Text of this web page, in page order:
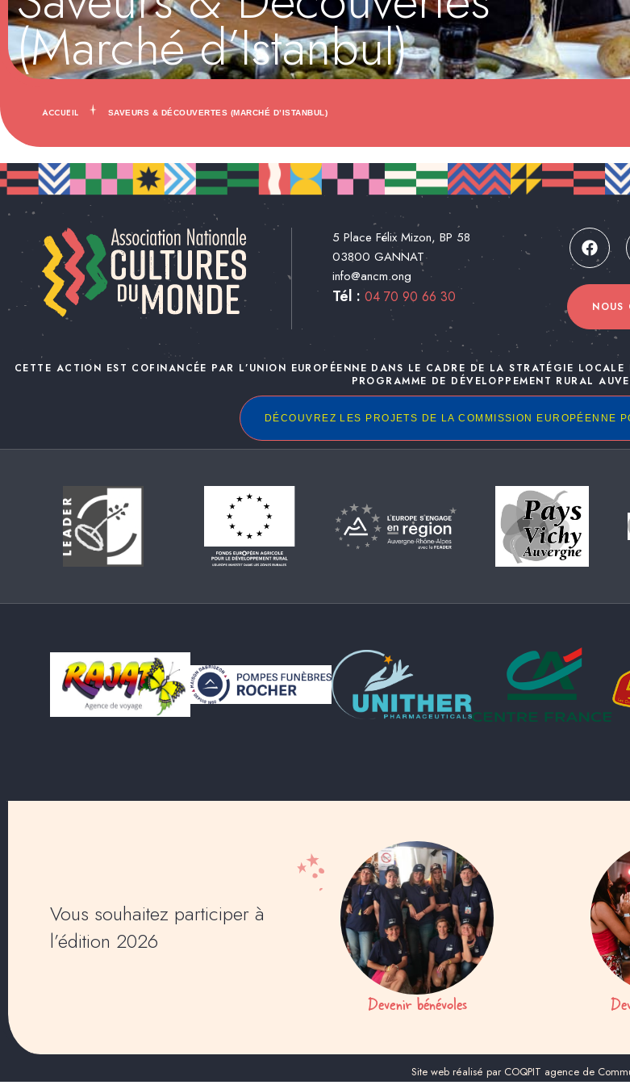
(Marché d’Istanbul)
ACCUEIL SAVEURS & DÉCOUVERTES (MARCHÉ D’ISTANBUL)
5 Place Félix Mizon, BP 58
03800 GANNAT
info@ancm.ong
Tél : 04 70 90 66 30
NOUS
CETTE ACTION EST COFINANCÉE PAR L’UNION EUROPÉENNE DANS LE CADRE DE LA STRATÉGIE
PROGRAMME DE DÉVELOPPEMENT RURAL
DÉCOUVREZ LES PROJETS DE LA COMMISSION EUROPÉENNE
Vous souhaitez participer à
l’édition 2026
Devenir bénévoles
Site web réalisé par COQPIT agence de